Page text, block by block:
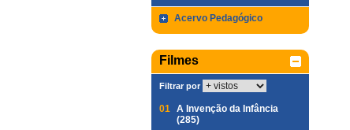
Acervo Pedagógico
Filmes
Filtrar por
01 A Invenção da Infância
(285)